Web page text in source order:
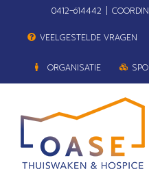
0412–614442
VEELGESTELDE VRAGEN
ORGANISATIE